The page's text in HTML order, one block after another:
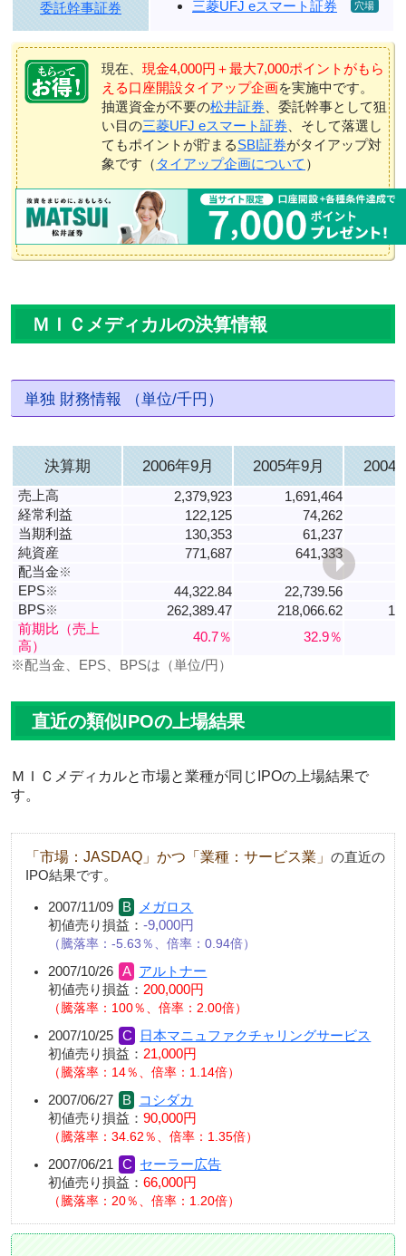
委託幹事証券 三菱UFJ eスマート証券
現在、 現金4,000円＋最大7,000ポイントがもら
える口座開設タイアップ企画を実施中です。
抽選資金が不要の松井証券 、委託幹事として狙
い目の三菱UFJ eスマート証券 、そして落選し
てもポイントが貯まるSBI証券がタイアップ対
象です（ タイアップ企画について ）
ＭＩＣメディカルの決算情報
単独 財務情報 （単位/千円）
決算期 2006年9月 2005年9月 2004
売上高 2,379,923 1,691,464
経常利益
122,125
74,262
当期利益
130,353
61,237
純資産
771,687
641,333
配当金※
EPS※ 44,322.84 22,739.56
BPS※ 262,389.47 218,066.62
前期比（売上
高）
40.7％
32.9％
※配当金、EPS、BPSは（単位/円）
直近の類似IPOの上場結果
ＭＩＣメディカルと市場と業種が同じIPOの上場結果で
す。
「市場：JASDAQ」かつ「業種：サービス業」 の直近の
IPO結果です。
2007/11/09
メガロス
初値売り損益： -9,000円
騰落率：-5.63％、倍率：0.94倍
2007/10/26
アルトナー
初値売り損益： 200,000円
騰落率：100％、倍率：2.00倍
2007/10/25
日本マニュファクチャリングサービス
初値売り損益： 21,000円
騰落率：14％、倍率：1.14倍
2007/06/27
コシダカ
初値売り損益： 90,000円
騰落率：34.62％、倍率：1.35倍
2007/06/21
セーラー広告
初値売り損益： 66,000円
騰落率：20％、倍率：1.20倍